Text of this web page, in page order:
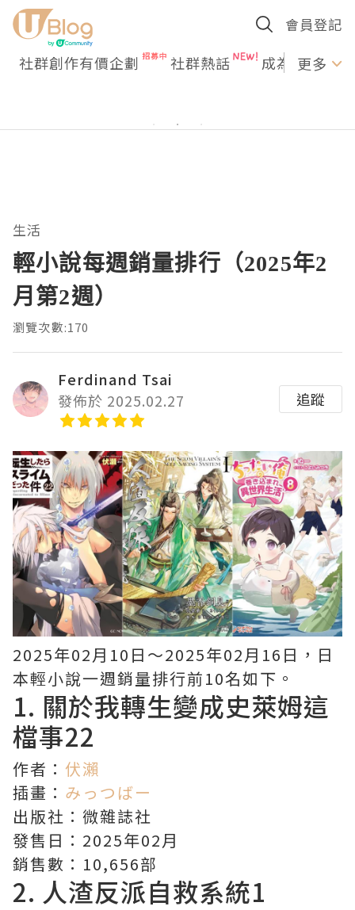
會員登記
社群創作有價企劃 社群熱話 成為U更多
生活
輕小說每週銷量排行（2025年2
月第2週）
瀏覽次數:170
Ferdinand Tsai
發佈於 2025.02.27
追蹤
2025年02月10日〜2025年02月16日，日
本輕小說一週銷量排行前10名如下。
1. 關於我轉生變成史萊姆這
檔事22
作者： 伏瀨
插畫： みっつばー
出版社：微雜誌社
發售日：2025年02月
銷售數：10,656部
2. 人渣反派自救系統1